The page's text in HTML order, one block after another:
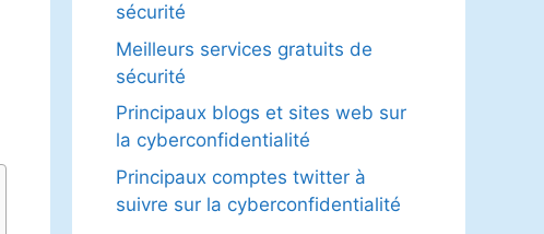
sécurité
Meilleurs services gratuits de
sécurité
Principaux blogs et sites web sur
la cyberconfidentialité
Principaux comptes twitter à
suivre sur la cyberconfidentialité